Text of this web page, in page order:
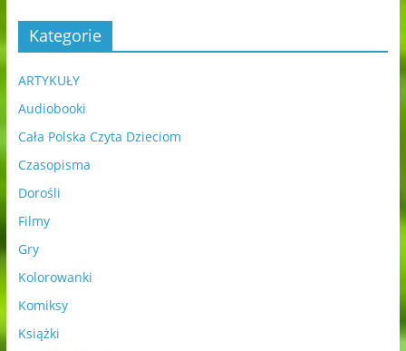
Kategorie
ARTYKUŁY
Audiobooki
Cała Polska Czyta Dzieciom
Czasopisma
Dorośli
Filmy
Gry
Kolorowanki
Komiksy
Książki